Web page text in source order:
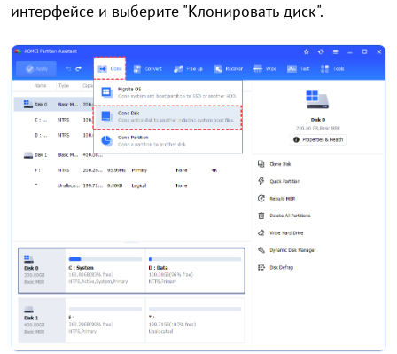
интерфейсе и выберите "Клонировать диск".